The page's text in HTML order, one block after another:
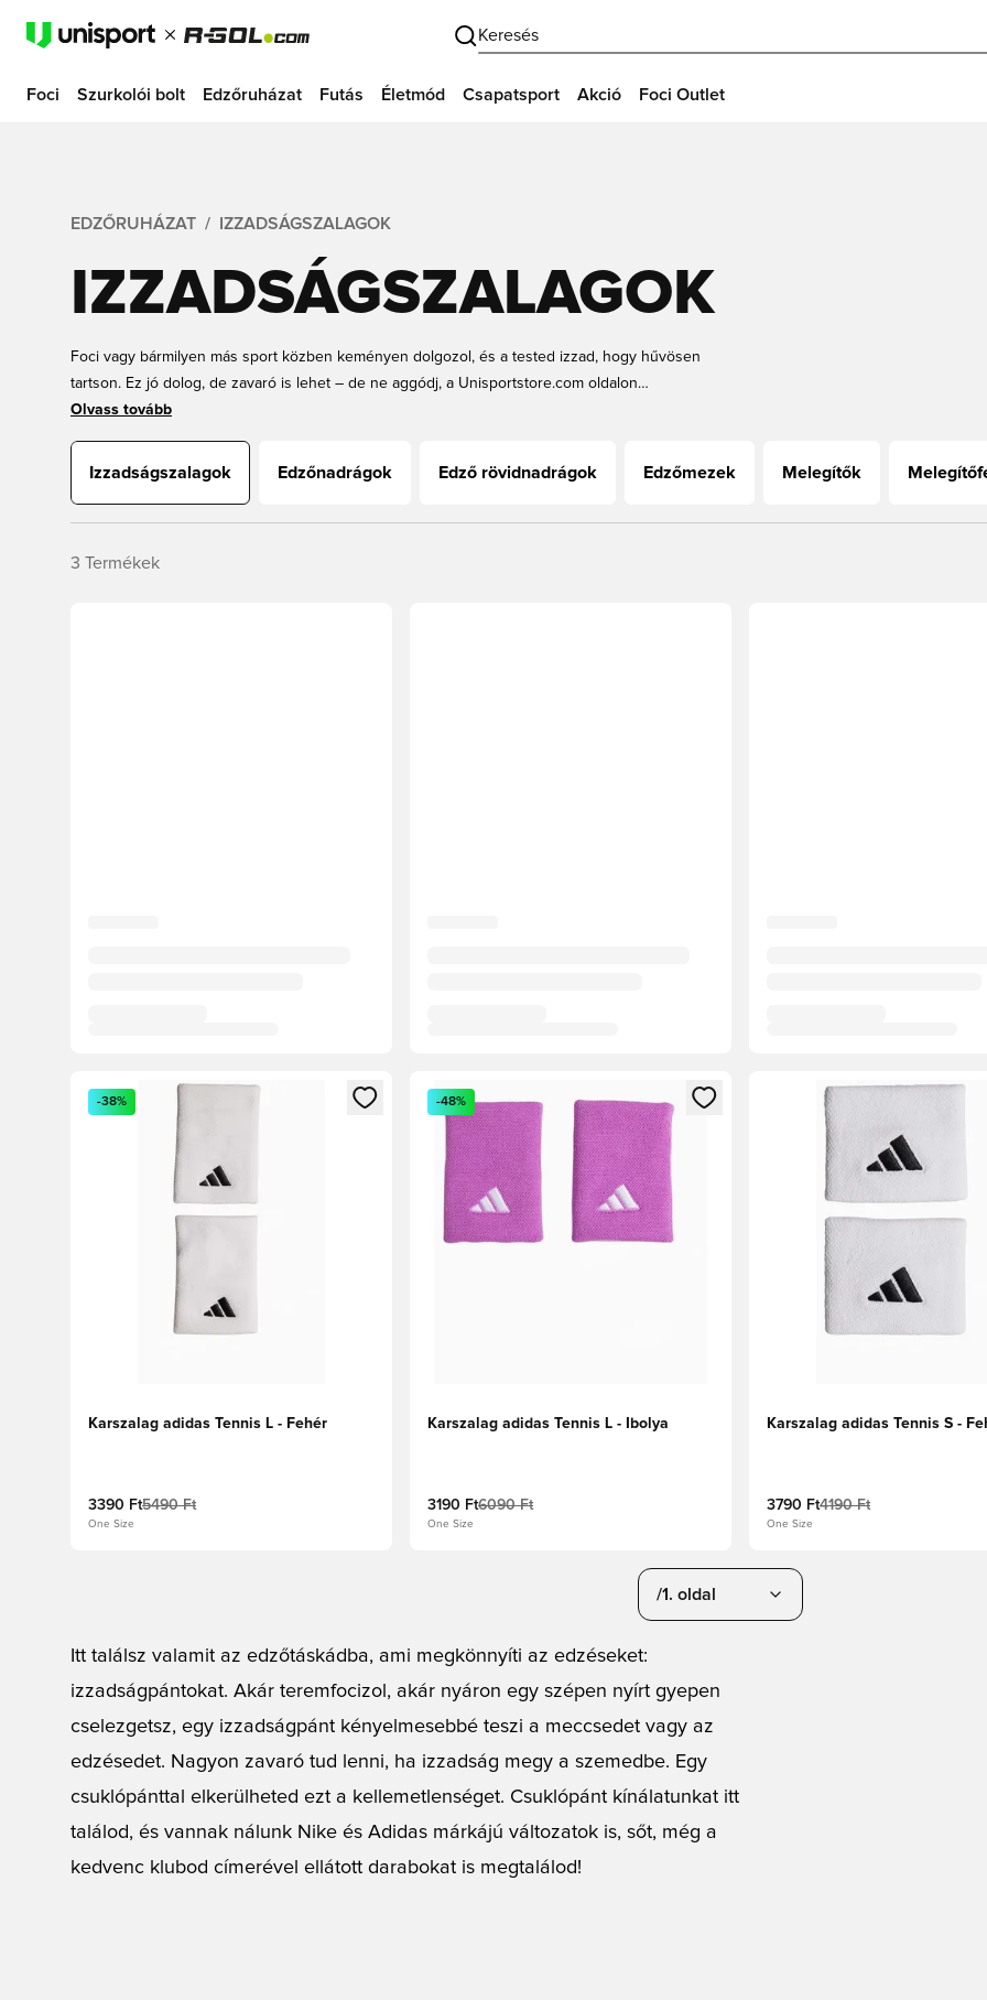
Keresés
Foci Szurkolói bolt Edzőruházat Futás Életmód Csapatsport Akció Foci Outlet
EDZŐRUHÁZAT IZZADSÁGSZALAGOK
IZZADSÁGSZALAGOK
Foci vagy bármilyen más sport közben keményen dolgozol, és a tested izzad, hogy hűvösen
tartson. Ez jó dolog, de zavaró is lehet – de ne aggódj, a Unisportstore.com oldalon
izzadságpántok széles választékát találod. Akár egy egyszerű izzadságpántot keresel, akár a
párt – a Unisport gyors szállítást és alacsony árakat kínál!
Olvass tovább
Izzadságszalagok Edzőnadrágok Edző rövidnadrágok Edzőmezek Melegítők
3 Termékek
Megnyit egy modált a bejelentkezéshez vagy a tagként való regisztrációhoz
-38%
Karszalag adidas Tennis L - Fehér
3390 Ft5490 Ft
One Size
Megnyit egy modált a bejelentkezéshez vagy a tagként való
-48%
Karszalag adidas Tennis L - Ibolya
3190 Ft6090 Ft
One Size
Megnyit egy modált a
Karszalag adidas Tennis S -
3790 Ft4190 Ft
One Size
/1. oldal
Itt találsz valamit az edzőtáskádba, ami megkönnyíti az edzéseket:
izzadságpántokat. Akár teremfocizol, akár nyáron egy szépen nyírt gyepen
cselezgetsz, egy izzadságpánt kényelmesebbé teszi a meccsedet vagy az
edzésedet. Nagyon zavaró tud lenni, ha izzadság megy a szemedbe. Egy
csuklópánttal elkerülheted ezt a kellemetlenséget. Csuklópánt kínálatunkat itt
találod, és vannak nálunk Nike és Adidas márkájú változatok is, sőt, még a
kedvenc klubod címerével ellátott darabokat is megtalálod!